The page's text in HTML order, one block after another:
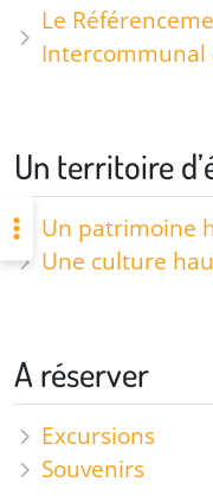
Le
Intercommunal
Un territoire
Un patrimoine
Une culture
A réserver
Excursions
Souvenirs